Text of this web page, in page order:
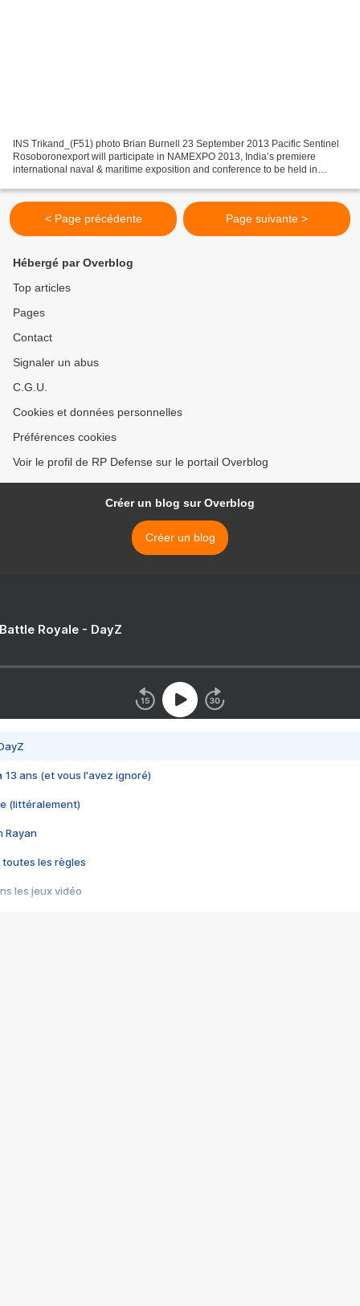
INS Trikand_(F51) photo Brian Burnell 23 September 2013 Pacific Sentinel
Rosoboronexport will participate in NAMEXPO 2013, India’s premiere
international naval & maritime exposition and conference to be held in
< Page précédente Page suivante >
Hébergé par Overblog
Top articles
Pages
Contact
Signaler un abus
C.G.U.
Cookies et données personnelles
Préférences cookies
Voir le profil de RP Defense sur le portail Overblog
Créer un blog sur Overblog
Créer un blog
Royale - DayZ
13 ans (et vous l'avez ignoré)
(littéralement)
Rayan
toutes les règles
les jeux vidéo